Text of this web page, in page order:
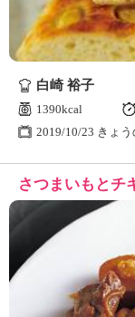
白崎 裕子
1390kcal
2019/10/23 きょ
さつまいもとチ